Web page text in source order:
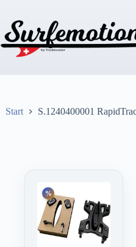
springen
Start S.1240400001